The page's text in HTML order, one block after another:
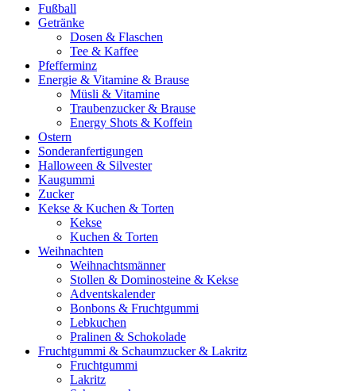
Fußball
Getränke
Dosen & Flaschen
Tee & Kaffee
Pfefferminz
Energie & Vitamine & Brause
Müsli & Vitamine
Traubenzucker & Brause
Energy Shots & Koffein
Ostern
Sonderanfertigungen
Halloween & Silvester
Kaugummi
Zucker
Kekse & Kuchen & Torten
Kekse
Kuchen & Torten
Weihnachten
Weihnachtsmänner
Stollen & Dominosteine & Kekse
Adventskalender
Bonbons & Fruchtgummi
Lebkuchen
Pralinen & Schokolade
Fruchtgummi & Schaumzucker & Lakritz
Fruchtgummi
Lakritz